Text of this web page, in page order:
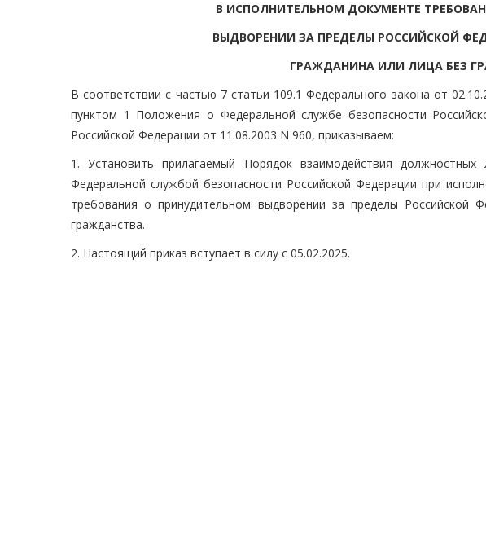
В ИСПОЛНИТЕЛЬНОМ ДОКУМЕНТЕ
ВЫДВОРЕНИИ ЗА ПРЕДЕЛЫ РОССИЙСКОЙ
ГРАЖДАНИНА ИЛИ ЛИЦА БЕЗ
В соответствии с частью 7 статьи 109.1 Федерального закона от
пунктом 1 Положения о Федеральной службе безопасности
Российской Федерации от 11.08.2003 N 960, приказываем:
1. Установить прилагаемый Порядок взаимодействия
Федеральной службой безопасности Российской Федерации при
требования о принудительном выдворении за пределы Российской
гражданства.
2. Настоящий приказ вступает в силу с 05.02.2025.